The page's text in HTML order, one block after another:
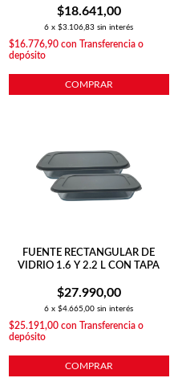
$18.641,00
6 x$3.106,83 sin interés
$16.776,90con Transferencia o
depósito
COMPRAR
FUENTE RECTANGULAR DE
VIDRIO 1.6 Y 2.2 L CON TAPA
$27.990,00
6 x$4.665,00 sin interés
$25.191,00con Transferencia o
depósito
COMPRAR